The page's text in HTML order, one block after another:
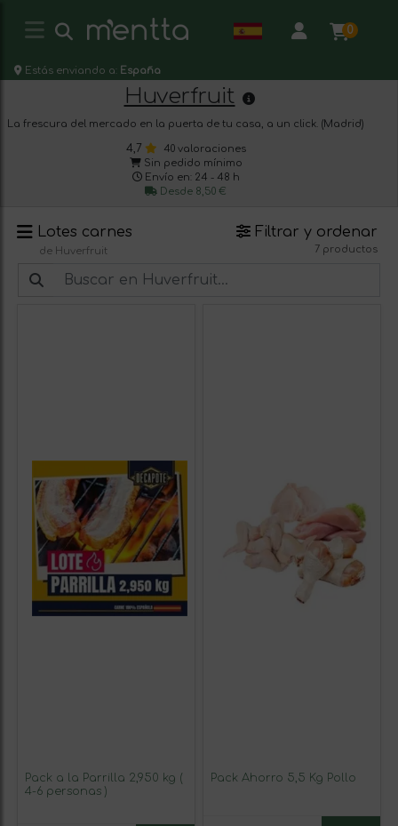
0
Estás enviando a: España
Huverfruit
La frescura del mercado en la puerta de tu casa, a un click. (Madrid)
4,7
40 valoraciones
Sin pedido mínimo
Envío en: 24 - 48 h
Desde 8,50 €
Lotes carnes
de Huverfruit
Filtrar y ordenar
7 productos
Pack a la Parrilla 2,950 kg (
4-6 personas )
Pack Ahorro 5,5 Kg Pollo